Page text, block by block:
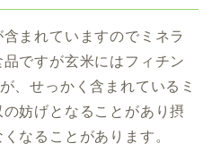
まれていますのでミネラ
ですが玄米にはフィチン
、せっかく含まれているミ
妨げとなることがあり摂
なることがあります。